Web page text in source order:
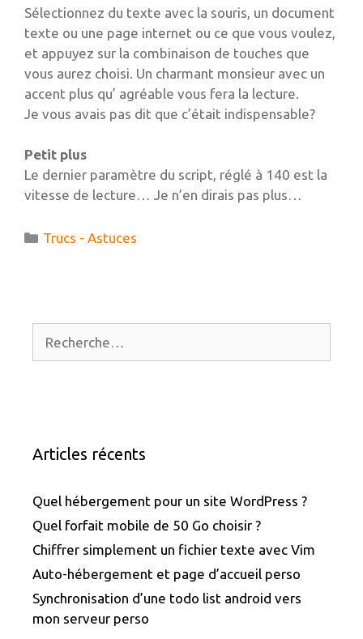
Sélectionnez du texte avec la souris, un document
texte ou une page internet ou ce que vous voulez,
et appuyez sur la combinaison de touches que
vous aurez choisi. Un charmant monsieur avec un
accent plus qu’ agréable vous fera la lecture.
Je vous avais pas dit que c’était indispensable?
Petit plus
Le dernier paramètre du script, réglé à 140 est la
vitesse de lecture… Je n’en dirais pas plus…
Catégories
Trucs - Astuces
Articles récents
Quel hébergement pour un site WordPress ?
Quel forfait mobile de 50 Go choisir ?
Chiffrer simplement un fichier texte avec Vim
Auto-hébergement et page d’accueil perso
Synchronisation d’une todo list android vers
mon serveur perso